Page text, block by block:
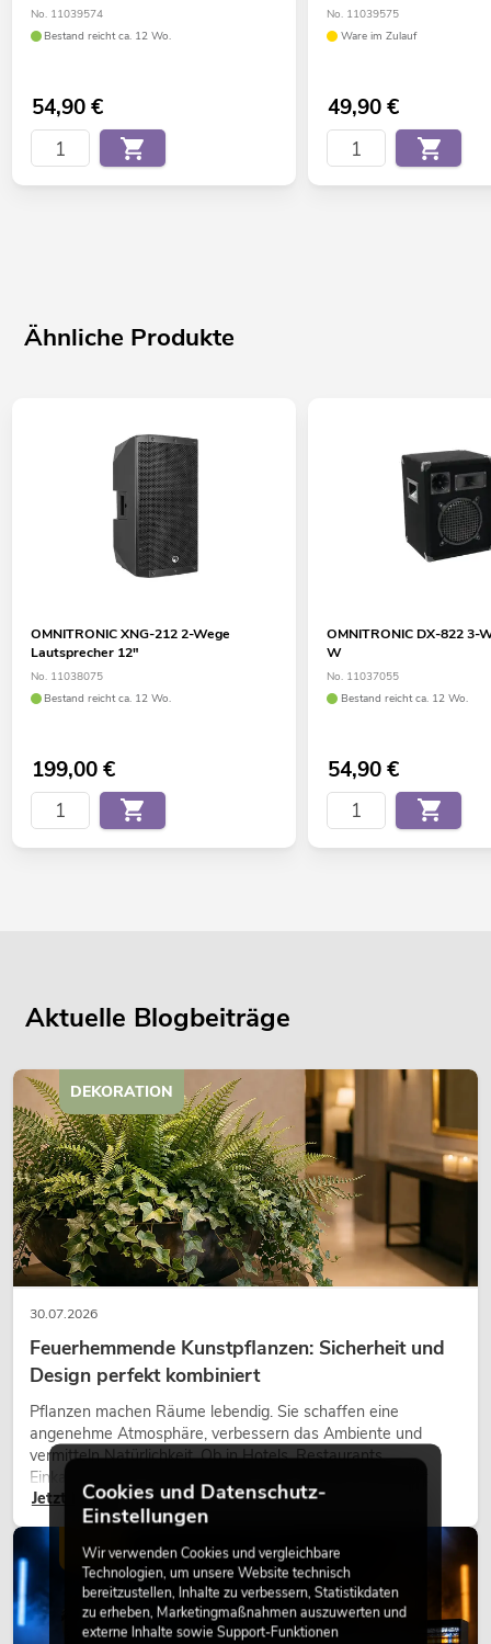
No. 11039574
Bestand reicht ca. 12 Wo.
54,90€
No. 11039575
Ware im Zulauf
49,90€
Ähnliche Produkte
OMNITRONIC XNG-212 2-Wege
Lautsprecher 12"
No. 11038075
Bestand reicht ca. 12 Wo.
199,00€
OMNITRONIC DX-822 3-
W
No. 11037055
Bestand reicht ca. 12 Wo.
54,90€
Aktuelle Blogbeiträge
30.07.2026
Feuerhemmende Kunstpflanzen: Sicherheit und
Design perfekt kombiniert
Pflanzen machen Räume lebendig. Sie schaffen eine
angenehme Atmosphäre, verbessern das Ambiente und
vermitteln Natürlichkeit. Ob in Hotels, Restaurants,
Einkaufszentren, Bürogebäuden oder auf Messeständen:
eine hochwertige Begrünung gehört heute längst zum
modernen Raumkonzept.
Jetzt lesen
DEKORATION
LICHT
Cookies und Datenschutz-
Einstellungen
Wir verwenden Cookies und vergleichbare
Technologien, um unsere Website technisch
bereitzustellen, Inhalte zu verbessern, Statistikdaten
zu erheben, Marketingmaßnahmen auszuwerten und
externe Inhalte sowie Support-Funktionen